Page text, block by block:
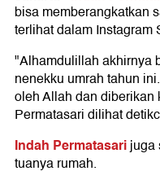
bisa memberangkatkan
terlihat dalam Instagram
"Alhamdulillah akhirnya
nenekku umrah tahun
oleh Allah dan
Permatasari dilihat
Indah Permatasarijuga
tuanya rumah.